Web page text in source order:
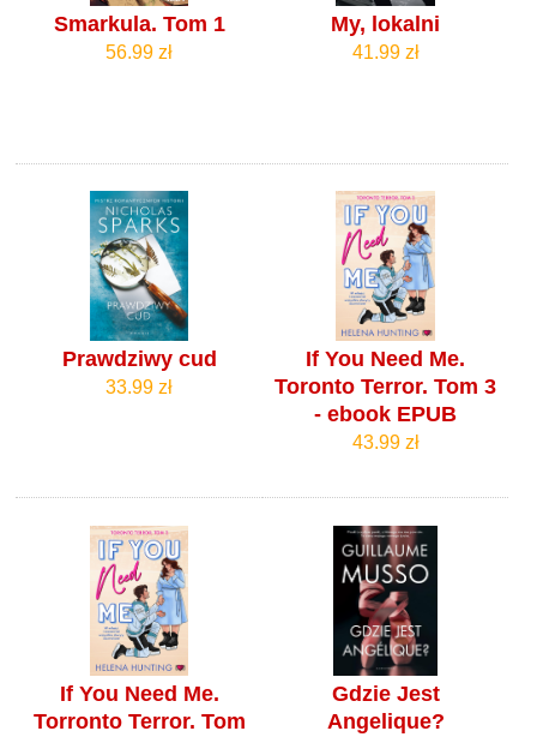
Smarkula. Tom 1
56.99 zł
My, lokalni
41.99 zł
Prawdziwy cud
33.99 zł
If You Need Me.
Toronto Terror. Tom 3
- ebook EPUB
43.99 zł
If You Need Me.
Torronto Terror. Tom
Gdzie Jest
Angelique?